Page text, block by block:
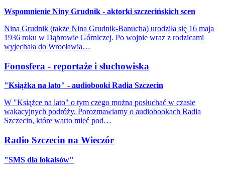
Wspomnienie Niny Grudnik - aktorki szczecińskich scen
Nina Grudnik (także Nina Grudnik-Banucha) urodziła się 16 maja
1936 roku w Dąbrowie Górniczej. Po wojnie wraz z rodzicami
wyjechała do Wrocławia…
Fonosfera - reportaże i słuchowiska
"Książka na lato" - audiobooki Radia Szczecin
W "Książce na lato" o tym czego można posłuchać w czasie
wakacyjnych podróży. Porozmawiamy o audiobookach Radia
Szczecin, które warto mieć pod…
Radio Szczecin na Wieczór
"SMS dla lokalsów"